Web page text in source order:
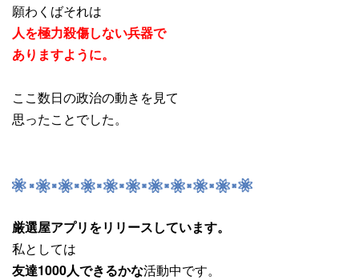
願わくばそれは
人を極力殺傷しない兵器で
ありますように。
ここ数日の政治の動きを見て
思ったことでした。
厳選屋アプリをリリースしています。
私としては
友達1000人できるかな活動中です。